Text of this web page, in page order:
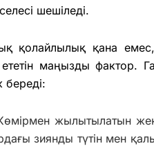
шешіледі.
қолайлылық қана
ететін маңызды
береді:
жылытылатын
зиянды түтін мен